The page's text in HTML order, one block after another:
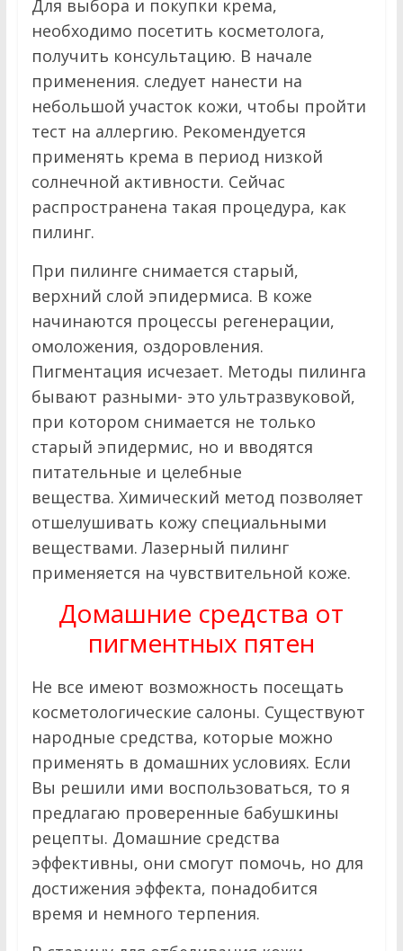
Для выбора и покупки крема,
необходимо посетить косметолога,
получить консультацию. В начале
применения. следует нанести на
небольшой участок кожи, чтобы пройти
тест на аллергию. Рекомендуется
применять крема в период низкой
солнечной активности. Сейчас
распространена такая процедура, как
пилинг.
При пилинге снимается старый,
верхний слой эпидермиса. В коже
начинаются процессы регенерации,
омоложения, оздоровления.
Пигментация исчезает. Методы пилинга
бывают разными- это ультразвуковой,
при котором снимается не только
старый эпидермис, но и вводятся
питательные и целебные
вещества. Химический метод позволяет
отшелушивать кожу специальными
веществами. Лазерный пилинг
применяется на чувствительной коже.
Домашние средства от
пигментных пятен
Не все имеют возможность посещать
косметологические салоны. Существуют
народные средства, которые можно
применять в домашних условиях. Если
Вы решили ими воспользоваться, то я
предлагаю проверенные бабушкины
рецепты. Домашние средства
эффективны, они смогут помочь, но для
достижения эффекта, понадобится
время и немного терпения.